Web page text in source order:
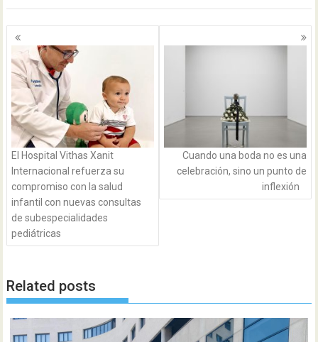
Navegación
de
entradas
El Hospital Vithas Xanit
Internacional refuerza su
compromiso con la salud
infantil con nuevas consultas
de subespecialidades
pediátricas
Cuando una boda no es una
celebración, sino un punto de
inflexión
Related posts